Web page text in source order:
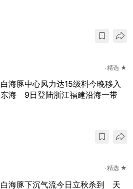
精选 ★
白海豚中心风力达15级料今晚移入
东海 9日登陆浙江福建沿海一带
精选 ★
白海豚下沉气流今日立秋杀到 天